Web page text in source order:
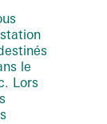
le
Lors